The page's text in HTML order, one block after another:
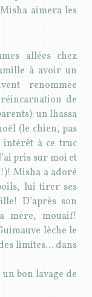
aimera les
allées chez
à avoir un
renommée
de
un lhassa
(le chien, pas
à ce truc
pris sur moi et
Misha a adoré
lui tirer ses
D’après son
mère, mouaif!
lèche le
limites… dans
bon lavage de